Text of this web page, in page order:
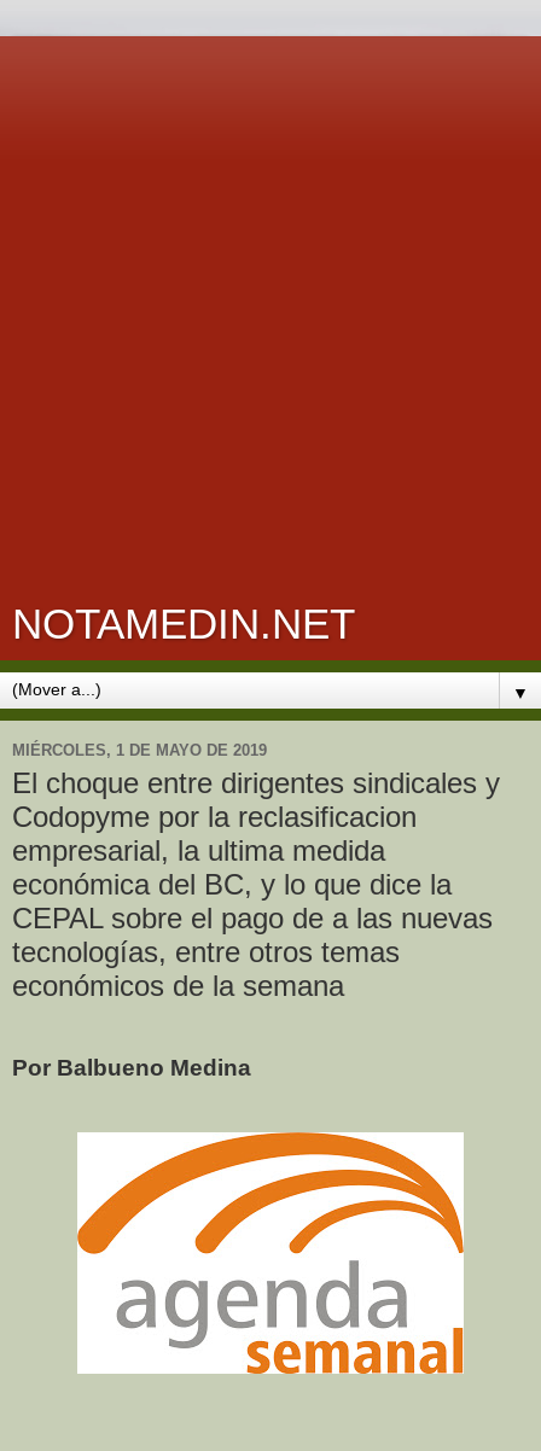
NOTAMEDIN.NET
▼
MIÉRCOLES, 1 DE MAYO DE 2019
El choque entre dirigentes sindicales y
Codopyme por la reclasificacion
empresarial, la ultima medida
económica del BC, y lo que dice la
CEPAL sobre el pago de a las nuevas
tecnologías, entre otros temas
económicos de la semana
Por Balbueno Medina